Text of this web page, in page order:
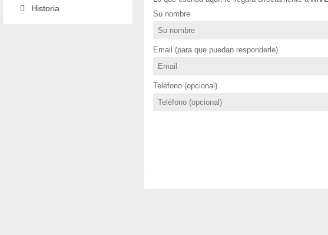
Historia
Su nombre
Email (para que puedan responderle)
Teléfono (opcional)